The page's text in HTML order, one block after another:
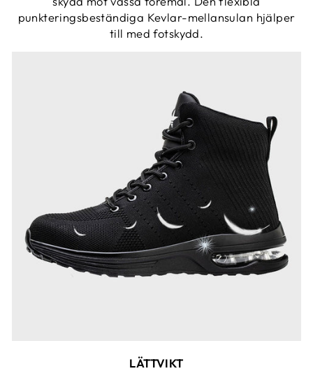
punkteringsbeständiga Kevlar-mellansulan hjälper
till med fotskydd.
LÄTTVIKT